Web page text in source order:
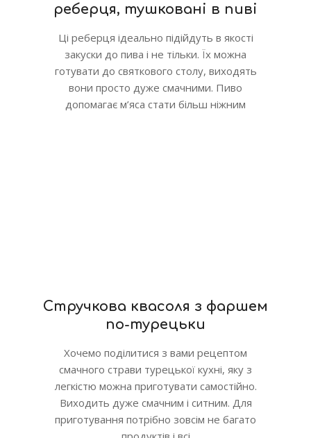
реберця, тушковані в пиві
Ці реберця ідеально підійдуть в якості
закуски до пива і не тільки. Їх можна
готувати до святкового столу, виходять
вони просто дуже смачними. Пиво
допомагає м’яса стати більш ніжним
Стручкова квасоля з фаршем
по-турецьки
Хочемо поділитися з вами рецептом
смачного страви турецької кухні, яку з
легкістю можна приготувати самостійно.
Виходить дуже смачним і ситним. Для
приготування потрібно зовсім не багато